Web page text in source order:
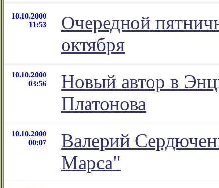
10.10.2000
11:53
Очередной
октября
10.10.2000
03:56
Новый автор в
Платонова
10.10.2000
00:07
Валерий
Марса"